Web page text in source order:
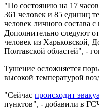
"По состоянию на 17
361 человек и 85 единиц
человек личного состава
Дополнительно следуют
человек из Харьковской,
Полтавской областей", -
Тушение осложняется
высокой температурой
"Сейчас происходит
пунктов", - добавили в